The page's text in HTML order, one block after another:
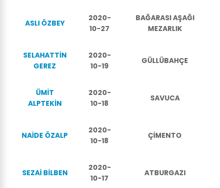
ASLI ÖZBEY
2020-
10-27
BAĞARASI AŞAĞI
MEZARLIK
SELAHATTİN
GEREZ
2020-
10-19
GÜLLÜBAHÇE
ÜMİT
ALPTEKİN
2020-
10-18
SAVUCA
NAİDE ÖZALP
2020-
10-18
ÇİMENTO
SEZAİ BİLBEN
2020-
10-17
ATBURGAZI